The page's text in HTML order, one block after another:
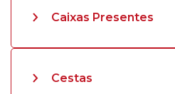
Caixas Presentes
Cestas